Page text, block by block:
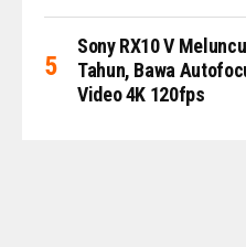
Sony RX10 V
Tahun, Bawa
Video 4K 120fps